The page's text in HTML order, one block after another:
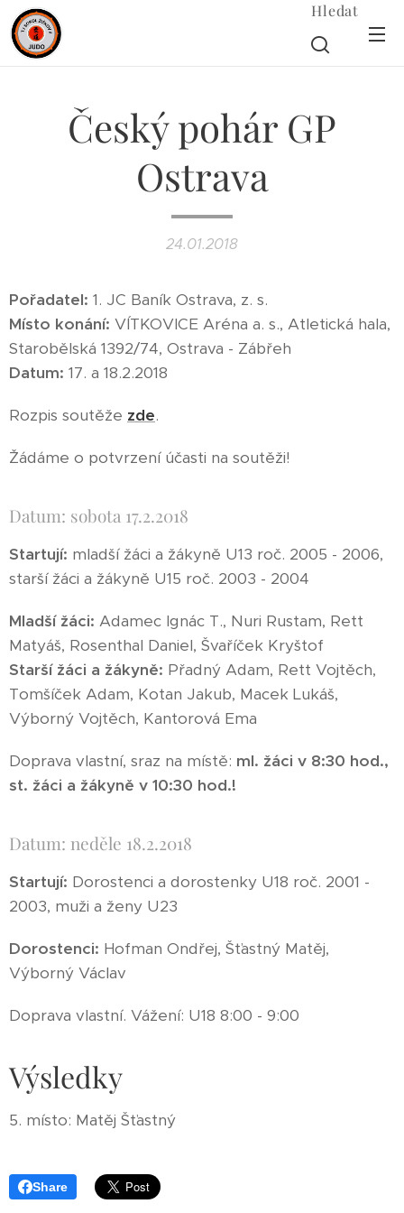
Hledat
Český pohár GP
Ostrava
24.01.2018
Pořadatel: 1. JC Baník Ostrava, z. s.
Místo konání: VÍTKOVICE Aréna a. s., Atletická hala,
Starobělská 1392/74, Ostrava - Zábřeh
Datum: 17. a 18.2.2018
Rozpis soutěže zde.
Žádáme o potvrzení účasti na soutěži!
Datum: sobota 17.2.2018
Startují: mladší žáci a žákyně U13 roč. 2005 - 2006,
starší žáci a žákyně U15 roč. 2003 - 2004
Mladší žáci: Adamec Ignác T., Nuri Rustam, Rett
Matyáš, Rosenthal Daniel, Švaříček Kryštof
Starší žáci a žákyně: Přadný Adam, Rett Vojtěch,
Tomšíček Adam, Kotan Jakub, Macek Lukáš,
Výborný Vojtěch, Kantorová Ema
Doprava vlastní, sraz na místě: ml. žáci v 8:30 hod.,
st. žáci a žákyně v 10:30 hod.!
Datum: neděle 18.2.2018
Startují: Dorostenci a dorostenky U18 roč. 2001 -
2003, muži a ženy U23
Dorostenci: Hofman Ondřej, Šťastný Matěj,
Výborný Václav
Doprava vlastní. Vážení: U18 8:00 - 9:00
Výsledky
5. místo: Matěj Šťastný
Share